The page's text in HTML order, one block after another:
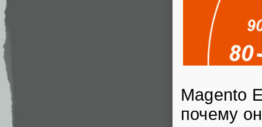
Magento
почему